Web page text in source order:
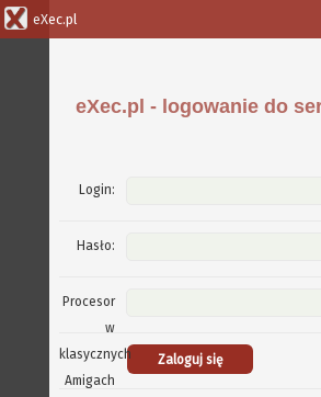
eXec.pl
eXec.pl - logowanie do
Login:
Hasło:
Procesor
w
klasycznych
Amigach